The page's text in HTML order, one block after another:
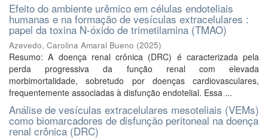
Efeito do ambiente urêmico em células endoteliais
humanas e na formação de vesículas extracelulares :
papel da toxina N-óxido de trimetilamina (TMAO)
Azevedo, Carolina Amaral Bueno (2025)
Resumo: A doença renal crônica (DRC) é caracterizada pela
perda progressiva da função renal com elevada
morbimortalidade, sobretudo por doenças cardiovasculares,
frequentemente associadas à disfunção endotelial. Essa ...
Análise de vesículas extracelulares mesoteliais (VEMs)
como biomarcadores de disfunção peritoneal na doença
renal crônica (DRC)